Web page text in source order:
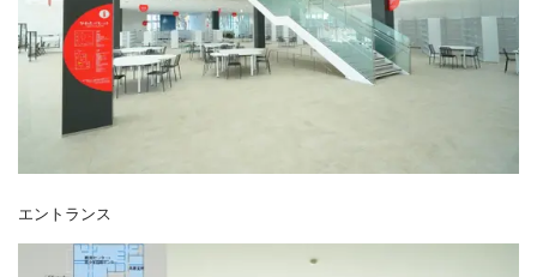
エントランス